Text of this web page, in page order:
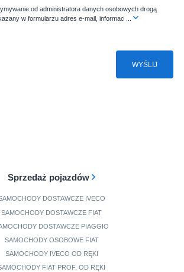
od administratora danych osobowych drogą
w formularzu adres e-mail, informac
WYŚLIJ
Sprzedaż pojazdów
DOSTAWCZE IVECO
SAMOCHODY DOSTAWCZE FIAT
DOSTAWCZE PIAGGIO
SAMOCHODY OSOBOWE FIAT
SAMOCHODY IVECO OD RĘKI
FIAT PROF. OD RĘKI